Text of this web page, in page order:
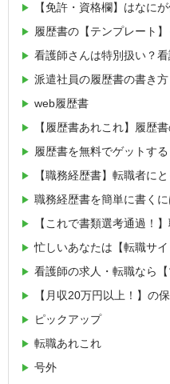
【免許・資格欄】はなに
履歴書の【テンプレート
看護師さんは特別扱い？
派遣社員の履歴書の書き方
web履歴書
【履歴書あれこれ】履歴
履歴書を無料でゲットする
【職務経歴書】転職者に
職務経歴書を簡単に書くに
【これで書類選考通過！
忙しいあなたは【転職サ
看護師の求人・転職なら【
【月収20万円以上！】の
ピックアップ
転職あれこれ
号外